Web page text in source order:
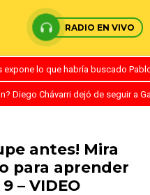
RADIO EN VIVO
expone lo que habría buscado
Diego Chávarri dejó de seguir a
antes! Mira
para aprender
– VIDEO